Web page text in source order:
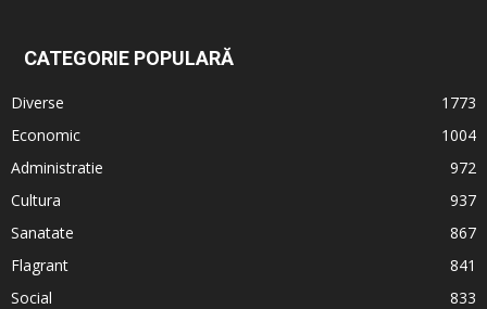
CATEGORIE POPULARĂ
Diverse
1773
Economic
1004
Administratie
972
Cultura
937
Sanatate
867
Flagrant
841
Social
833